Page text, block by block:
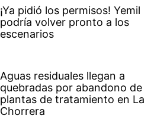
¡Ya pidió los permisos! Yemil
podría volver pronto a los
escenarios
Aguas residuales llegan a
quebradas por abandono de
plantas de tratamiento en La
Chorrera